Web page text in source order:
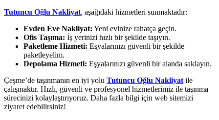
Tutuncu Oğlu Nakliyat, aşağıdaki hizmetleri sunmaktadır:
Evden Eve Nakliyat: Yeni evinize rahatça geçin.
Ofis Taşıma: İş yerinizi hızlı bir şekilde taşıyın.
Paketleme Hizmeti: Eşyalarınızı güvenli bir şekilde
paketleyelim.
Depolama Hizmeti: Eşyalarınızı güvenli bir alanda saklayın.
Çeşme’de taşınmanın en iyi yolu Tutuncu Oğlu Nakliyat ile
çalışmaktır. Hızlı, güvenli ve profesyonel hizmetlerimiz ile taşınma
sürecinizi kolaylaştırıyoruz. Daha fazla bilgi için web sitemizi
ziyaret edebilirsiniz!